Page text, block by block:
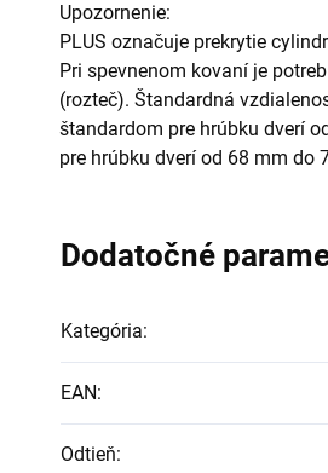
Upozornenie:
PLUS označuje prekrytie
Pri spevnenom kovaní je
(rozteč). Štandardná
štandardom pre hrúbku dverí
pre hrúbku dverí od 68 mm do
Dodatočné
Kategória:
EAN:
Odtieň: